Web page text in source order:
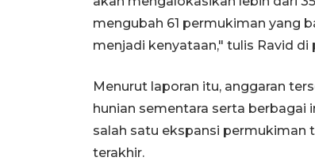
mengubah 61 permukiman yang
menjadi kenyataan," tulis Ravid di
Menurut laporan itu, anggaran
hunian sementara serta
salah satu ekspansi permukiman
terakhir.